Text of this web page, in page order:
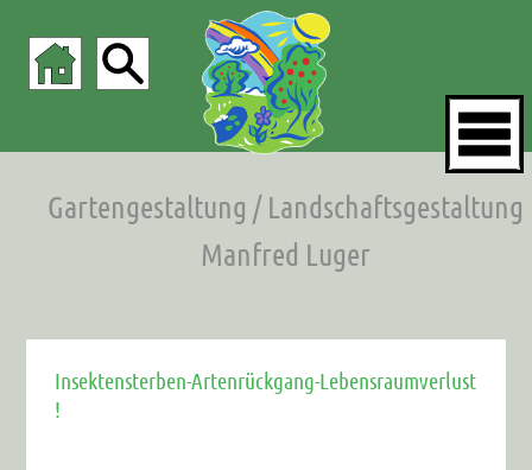
Gartengestaltung / Landschaftsgestaltung
Manfred Luger
Insektensterben-Artenrückgang-Lebensraumverlust
!